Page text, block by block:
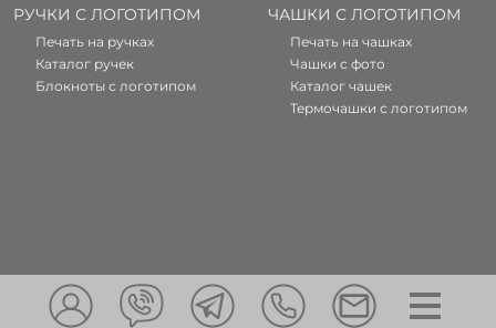
РУЧКИ С ЛОГОТИПОМ
Печать на ручках
Каталог ручек
Блокноты с логотипом
ЧАШКИ С ЛОГОТИПОМ
Печать на чашках
Чашки с фото
Каталог чашек
Термочашки с логотипом